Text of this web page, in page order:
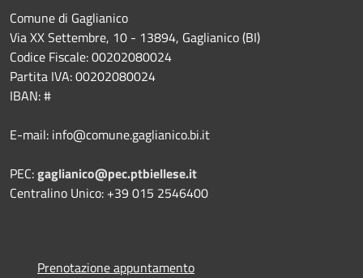
Comune di Gaglianico
Via XX Settembre, 10 - 13894, Gaglianico (BI)
Codice Fiscale: 00202080024
Partita IVA: 00202080024
IBAN: #
E-mail: info@comune.gaglianico.bi.it
PEC:gaglianico@pec.ptbiellese.it
Centralino Unico: +39 015 2546400
Prenotazione appuntamento